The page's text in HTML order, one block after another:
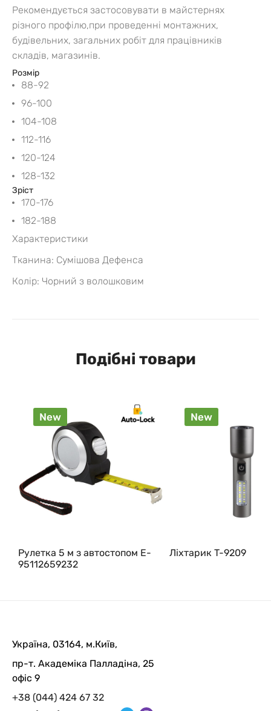
Рекомендується застосовувати в майстернях
різного профілю,при проведенні монтажних,
будівельних, загальних робіт для працівників
складів, магазинів.
Розмір
88-92
96-100
104-108
112-116
120-124
128-132
Зріст
170-176
182-188
Характеристики
Тканина: Сумішова Дефенса
Колір: Чорний з волошковим
Подібні товари
New
Рулетка 5 м з автостопом E-
95112659232
New
Ліхтарик T-9209
Україна, 03164, м.Київ,
пр-т. Академіка Палладіна, 25
офіс 9
+38 (044) 424 67 32